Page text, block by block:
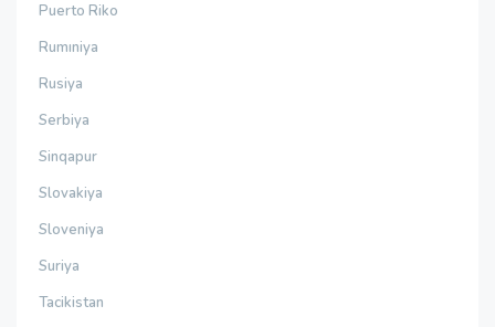
Puerto Riko
Rumıniya
Rusiya
Serbiya
Sinqapur
Slovakiya
Sloveniya
Suriya
Tacikistan